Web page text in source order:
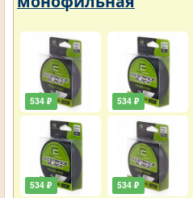
534 ₽
534 ₽
534 ₽
534 ₽